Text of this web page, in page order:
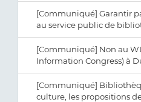
[Communiqué] Garantir
au service public de
[Communiqué] Non au
Information Congress) à
[Communiqué]
culture, les propositions de